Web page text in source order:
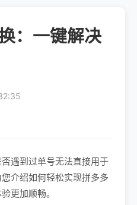
：一键解决
遇到过单号无法直接用于
介绍如何轻松实现拼多多
更加顺畅。